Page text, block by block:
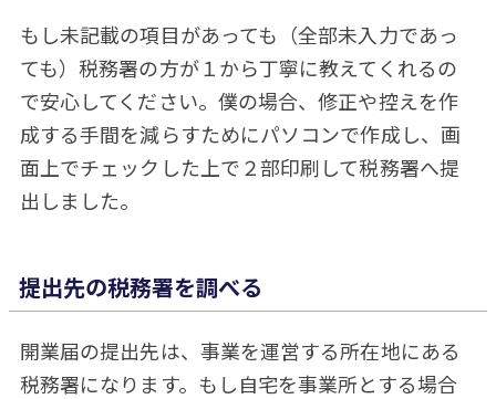
もし未記載の項目があっても（全部未入力であっ
ても）税務署の方が１から丁寧に教えてくれるの
で安心してください。僕の場合、修正や控えを作
成する手間を減らすためにパソコンで作成し、画
面上でチェックした上で２部印刷して税務署へ提
出しました。
提出先の税務署を調べる
開業届の提出先は、事業を運営する所在地にある
税務署になります。もし自宅を事業所とする場合